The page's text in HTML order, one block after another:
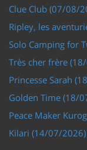
Clue Club (07/08/
Ripley, les
Solo Camping for
Très cher frère
Princesse Sarah
Golden Time (18/
Peace Maker
Kilari (14/07/2026)